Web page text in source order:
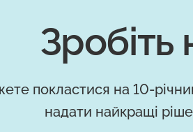
Зробіть
покластися на 10-
надати найкращі